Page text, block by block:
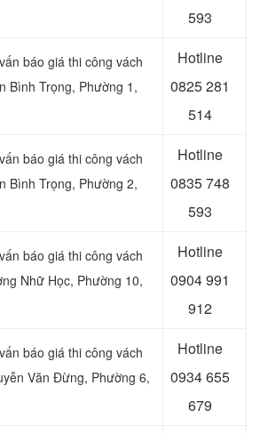
593
báo giá thi công vách
Bình Trọng, Phường 1,
Hotline
0825 281
514
báo giá thi công vách
Bình Trọng, Phường 2,
Hotline
0835 748
593
báo giá thi công vách
Nhữ Học, Phường 10,
Hotline
0904 991
912
báo giá thi công vách
Văn Đừng, Phường 6,
Hotline
0934 655
679